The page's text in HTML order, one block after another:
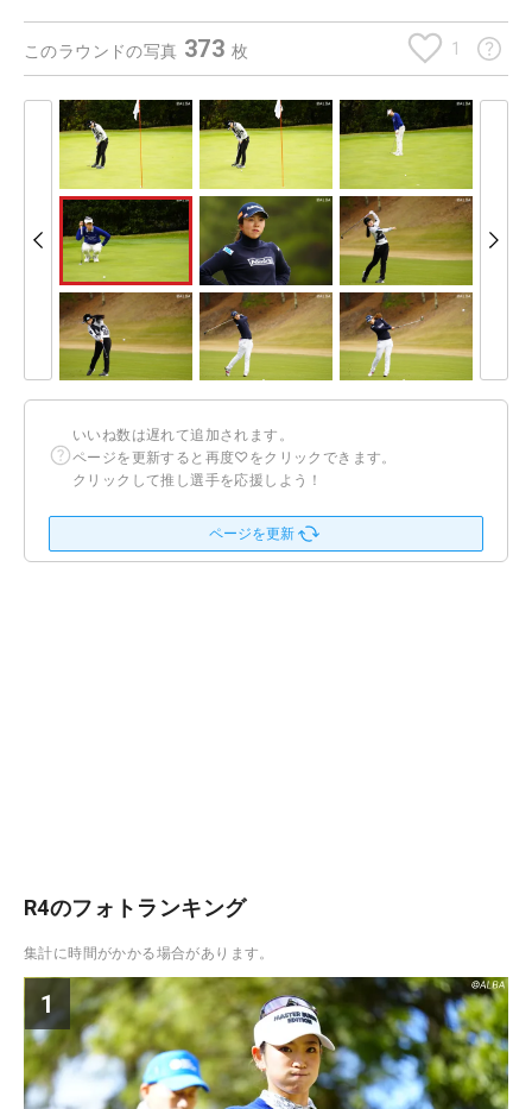
このラウンドの写真 373 枚 1
いいね数は遅れて追加されます。
ページを更新すると再度♡をクリックできます。
クリックして推し選手を応援しよう！
ページを更新
R4のフォトランキング
集計に時間がかかる場合があります。
1